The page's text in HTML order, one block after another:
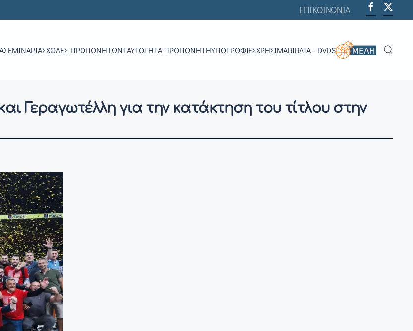
ΕΠΙΚΟΙΝΩΝΙΑ
ΣΕΜΙΝΆΡΙΑΣΧΟΛΈΣ ΠΡΟΠΟΝΗΤΏΝΤΑΥΤΌΤΗΤΑ ΠΡΟΠΟΝΗΤΉΥΠΟΤΡΟΦΊΕΣΧΡΗΣΙΜΑΒΙΒΛΊΑ - DVDS
Γεραγωτέλλη για την κατάκτηση του τίτλου στην